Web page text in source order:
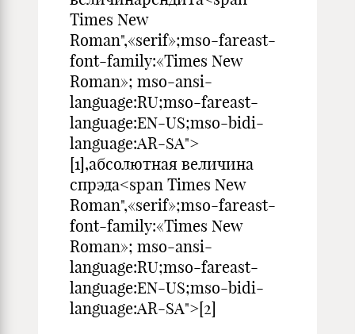
Times New
Roman",«serif»;mso-fareast-
font-family:«Times New
Roman»; mso-ansi-
language:RU;mso-fareast-
language:EN-US;mso-bidi-
language:AR-SA">
[1],абсолютная величина
спрэда<span Times New
Roman",«serif»;mso-fareast-
font-family:«Times New
Roman»; mso-ansi-
language:RU;mso-fareast-
language:EN-US;mso-bidi-
language:AR-SA">[2]